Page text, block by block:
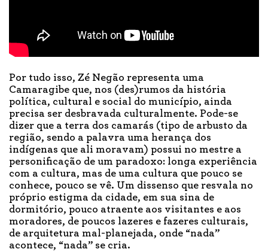
Por tudo isso, Zé Negão representa uma
Camaragibe que, nos (des)rumos da história
política, cultural e social do município, ainda
precisa ser desbravada culturalmente. Pode-se
dizer que a terra dos camarás (tipo de arbusto da
região, sendo a palavra uma herança dos
indígenas que ali moravam) possui no mestre a
personificação de um paradoxo: longa experiência
com a cultura, mas de uma cultura que pouco se
conhece, pouco se vê. Um dissenso que resvala no
próprio estigma da cidade, em sua sina de
dormitório, pouco atraente aos visitantes e aos
moradores, de poucos lazeres e fazeres culturais,
de arquitetura mal-planejada, onde “nada”
acontece, “nada” se cria.